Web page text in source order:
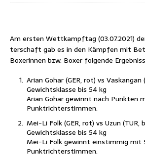
Am ers­ten Wett­kampf­tag (03.07.2021)
ter­schaft gab es in den Kämp­fen mit
Boxe­rin­nen bzw. Boxer fol­gen­de
Ari­an Goh­ar (GER, rot) vs Vas­kan­gan
Gewichts­klas­se bis 54 kg
Ari­an Goh­ar gewinnt nach Punk­ten
Punktrichterstimmen.
Mei-Li Folk (GER, rot) vs Uzun (TUR,
Gewichts­klas­se bis 54 kg
Mei-Li Folk gewinnt ein­stim­mig mit
Punktrichterstimmen.